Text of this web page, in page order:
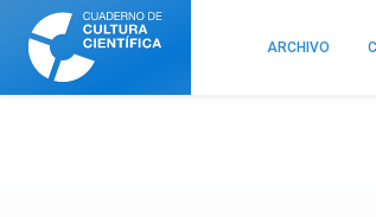
Cuaderno
Cultura
Científica
ARCHIVO